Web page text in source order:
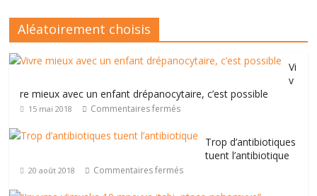
Aléatoirement choisis
Vi
v
re mieux avec un enfant drépanocytaire, c’est possible
15 mai 2018 Commentaires fermés
Trop d’antibiotiques
tuent l’antibiotique
20 août 2018 Commentaires fermés